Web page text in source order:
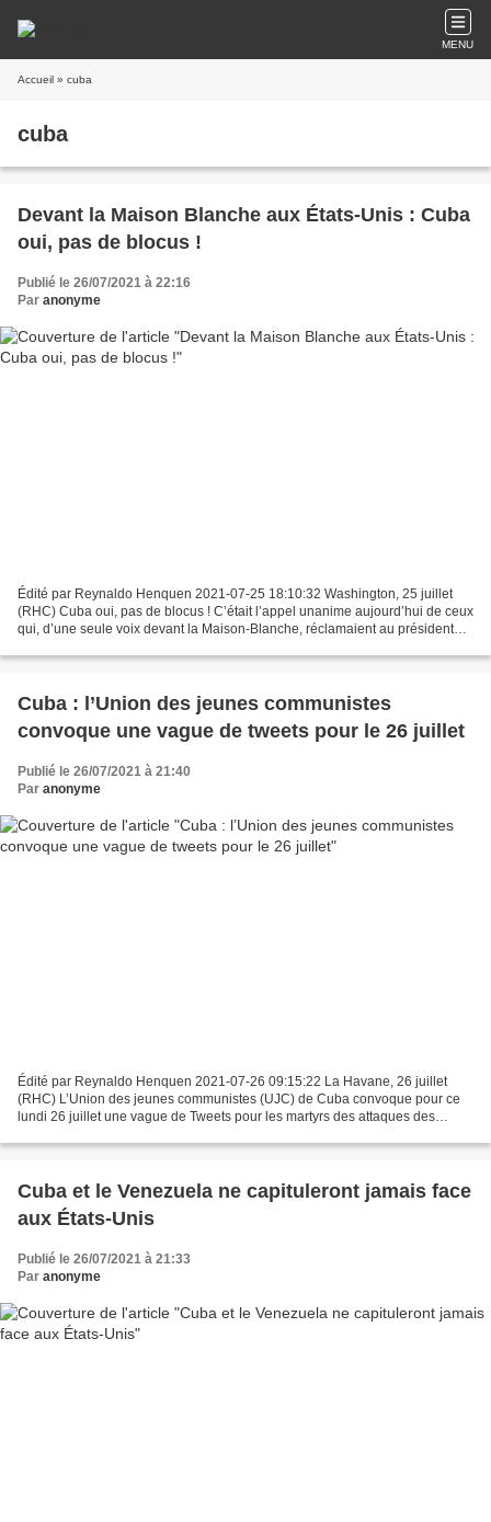
MENU
Accueil » cuba
cuba
Devant la Maison Blanche aux États-Unis : Cuba
oui, pas de blocus !
Publié le 26/07/2021 à 22:16
Par anonyme
Édité par Reynaldo Henquen 2021-07-25 18:10:32 Washington, 25 juillet
(RHC) Cuba oui, pas de blocus ! C’était l’appel unanime aujourd’hui de ceux
qui, d’une seule voix devant la Maison-Blanche, réclamaient au président
Cuba : l’Union des jeunes communistes
convoque une vague de tweets pour le 26 juillet
Publié le 26/07/2021 à 21:40
Par anonyme
Édité par Reynaldo Henquen 2021-07-26 09:15:22 La Havane, 26 juillet
(RHC) L’Union des jeunes communistes (UJC) de Cuba convoque pour ce
lundi 26 juillet une vague de Tweets pour les martyrs des attaques des
Cuba et le Venezuela ne capituleront jamais face
aux États-Unis
Publié le 26/07/2021 à 21:33
Par anonyme